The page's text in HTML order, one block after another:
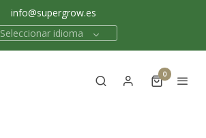
info@supergrow.es
Seleccionar idioma
0